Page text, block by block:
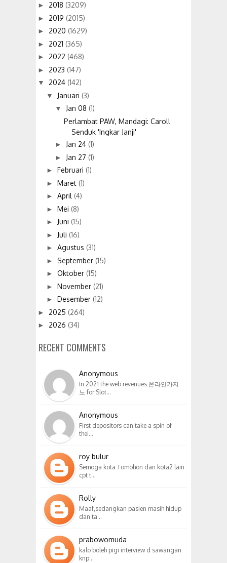
► 2018 (3209)
► 2019 (2015)
► 2020 (1629)
► 2021 (365)
► 2022 (468)
► 2023 (147)
▼ 2024 (142)
▼ Januari (3)
▼ Jan 08 (1)
Perlambat PAW, Mandagi: Caroll
Senduk 'Ingkar Janji'
► Jan 24 (1)
► Jan 27 (1)
► Februari (1)
► Maret (1)
► April (4)
► Mei (8)
► Juni (15)
► Juli (16)
► Agustus (31)
► September (15)
► Oktober (15)
► November (21)
► Desember (12)
► 2025 (264)
► 2026 (34)
RECENT COMMENTS
Anonymous
In 2021 the web revenues 온라인카지
노 for Slot…
Anonymous
First depositors can take a spin of
thei…
roy bulur
Semoga kota Tomohon dan kota2 lain
cpt t…
Rolly
Maaf,sedangkan pasien masih hidup
dan ta…
prabowomuda
kalo boleh pigi interview d sawangan
knp…